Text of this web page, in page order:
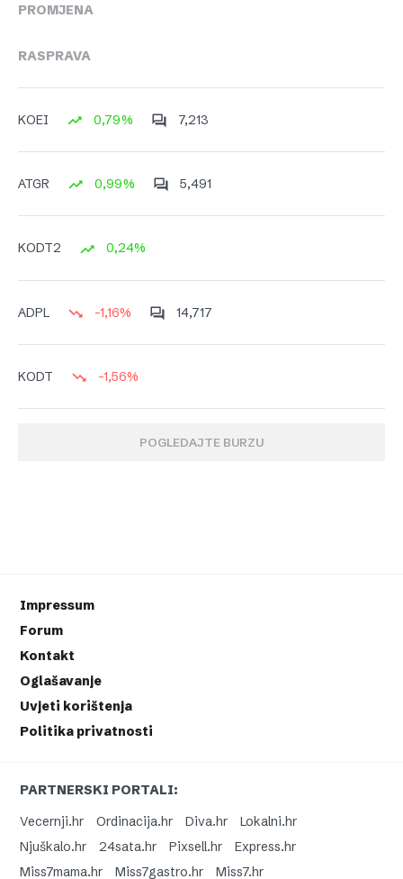
PROMJENA
RASPRAVA
KOEI 0,79% 7,213
ATGR 0,99% 5,491
KODT2 0,24%
ADPL -1,16% 14,717
KODT -1,56%
POGLEDAJTE BURZU
Impressum
Forum
Kontakt
Oglašavanje
Uvjeti korištenja
Politika privatnosti
PARTNERSKI PORTALI:
Vecernji.hr
Ordinacija.hr Diva.hr
Lokalni.hr
Njuškalo.hr
24sata.hr Pixsell.hr
Express.hr
Miss7mama.hr
Miss7gastro.hr Miss7.hr